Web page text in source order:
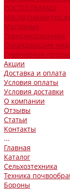
РОСТСЕЛЬМАШ
Моторные
Трансмиссионные
Охлаждающие
Сувенирная
Акции
Доставка и оплата
Условия оплаты
Условия доставки
О компании
Отзывы
Статьи
Контакты
...
Главная
Каталог
Сельхозтехника
Техника
Бороны